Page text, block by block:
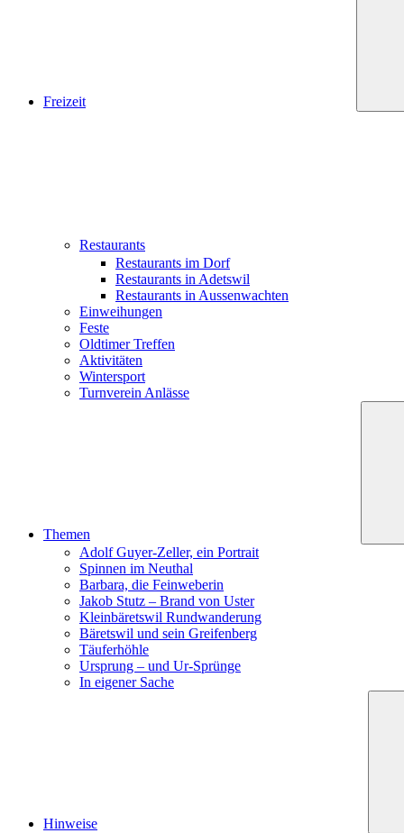
Freizeit
Restaurants
Restaurants im Dorf
Restaurants in Adetswil
Restaurants in Aussenwachten
Einweihungen
Feste
Oldtimer Treffen
Aktivitäten
Wintersport
Turnverein Anlässe
Themen
Adolf Guyer-Zeller, ein Portrait
Spinnen im Neuthal
Barbara, die Feinweberin
Jakob Stutz – Brand von Uster
Kleinbäretswil Rundwanderung
Bäretswil und sein Greifenberg
Täuferhöhle
Ursprung – und Ur-Sprünge
In eigener Sache
Hinweise